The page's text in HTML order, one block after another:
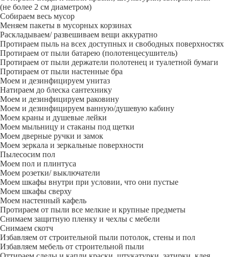
(не более 2 см диаметром)
Собираем весь мусор
Меняем пакеты в мусорных корзинах
Раскладываем/ развешиваем вещи аккуратно
Протираем пыль на всех доступных и свободных поверхностях
Протираем от пыли батарею (полотенцесушитель)
Протираем от пыли держатели полотенец и туалетной бумаги
Протираем от пыли настенные бра
Моем и дезинфицируем унитаз
Натираем до блеска сантехнику
Моем и дезинфицируем раковину
Моем и дезинфицируем ванную/душевую кабину
Моем краны и душевые лейки
Моем мыльницу и стаканы под щетки
Моем дверные ручки и замок
Моем зеркала и зеркальные поверхности
Пылесосим пол
Моем пол и плинтуса
Моем розетки/ выключатели
Моем шкафы внутри при условии, что они пустые
Моем шкафы сверху
Моем настенный кафель
Протираем от пыли все мелкие и крупные предметы
Снимаем защитную пленку и чехлы с мебели
Снимаем скотч
Избавляем от строительной пыли потолок, стены и пол
Избавляем мебель от строительной пыли